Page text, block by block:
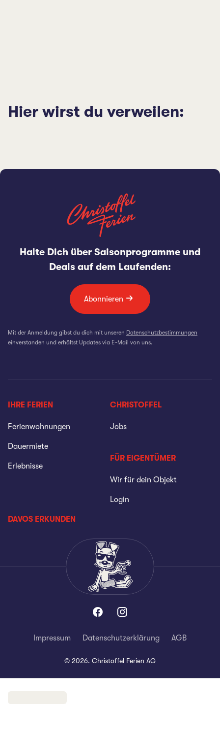
Hier wirst du verweilen:
Halte Dich über Saisonprogramme und
Deals auf dem Laufenden:
Abonnieren
Mit der Anmeldung gibst du dich mit unseren Datenschutzbestimmungen
einverstanden und erhältst Updates via E-Mail von uns.
IHRE FERIEN
Ferienwohnungen
Dauermiete
Erlebnisse
CHRISTOFFEL
Jobs
FÜR EIGENTÜMER
Wir für dein Objekt
Login
DAVOS ERKUNDEN
Impressum Datenschutzerklärung AGB
© 2026. Christoffel Ferien AG